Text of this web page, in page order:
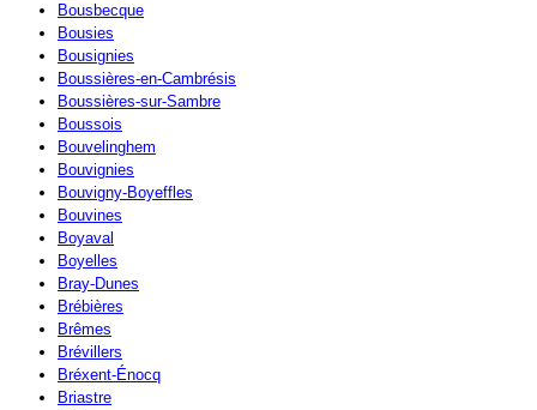
Bousbecque
Bousies
Bousignies
Boussières-en-Cambrésis
Boussières-sur-Sambre
Boussois
Bouvelinghem
Bouvignies
Bouvigny-Boyeffles
Bouvines
Boyaval
Boyelles
Bray-Dunes
Brébières
Brêmes
Brévillers
Bréxent-Énocq
Briastre